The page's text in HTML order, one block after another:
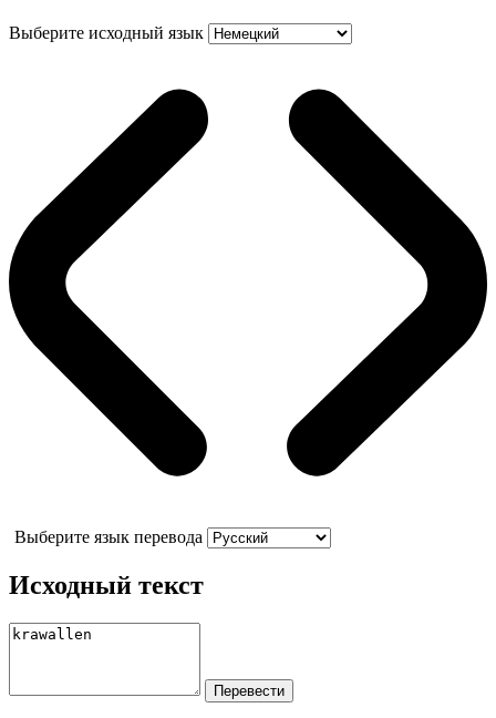
Выберите исходный язык
Выберите язык перевода
Исходный текст